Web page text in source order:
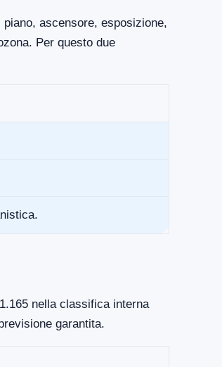
ascensore, esposizione,
Per questo due
nella classifica interna
garantita.